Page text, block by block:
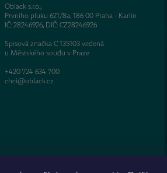
Oblack s.r.o.,
Prvního pluku 621/8a, 186 00 Praha - Karlín
IČ: 28246926, DIČ: CZ28246926
Spisová značka C 135103 vedená
u Městského soudu v Praze
+420 724 634 700
chci@oblack.cz